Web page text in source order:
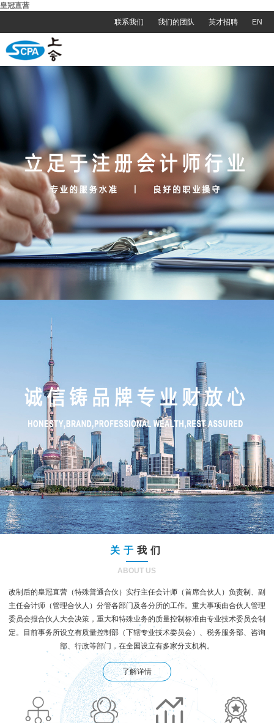
皇冠直营
联系我们
我们的团队 英才招聘 EN
关于 我们
ABOUT US
改制后的皇冠直营（特殊普通合伙）实行主任会计师（首席合伙人）负责制、副
主任会计师（管理合伙人）分管各部门及各分所的工作。重大事项由合伙人管理
委员会报合伙人大会决策，重大和特殊业务的质量控制标准由专业技术委员会制
定。目前事务所设立有质量控制部（下辖专业技术委员会）、税务服务部、咨询
部、行政等部门，在全国设立有多家分支机构。
了解详情